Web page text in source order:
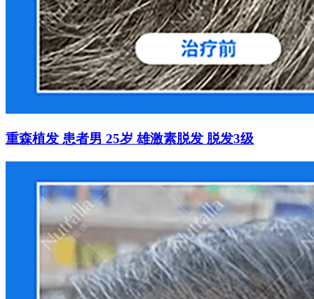
重森植发 患者男 25岁 雄激素脱发 脱发3级